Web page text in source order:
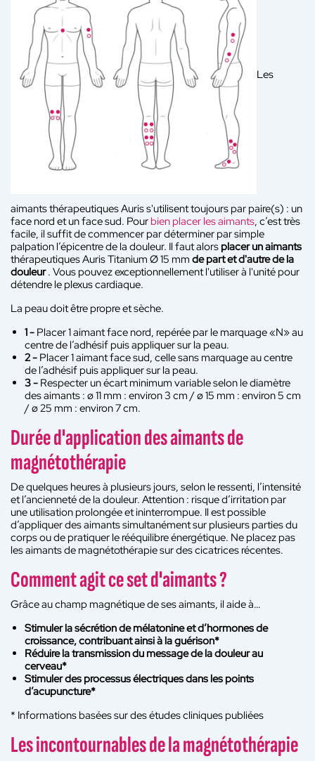
Les
aimants thérapeutiques Auris s'utilisent toujours par paire(s) : un
face nord et un face sud. Pour bien placer les aimants, c’est très
facile, il suffit de commencer par déterminer par simple
palpation l’épicentre de la douleur. Il faut alors placer un aimants
thérapeutiques Auris Titanium Ø 15 mm de part et d'autre de la
douleur. Vous pouvez exceptionnellement l'utiliser à l'unité pour
détendre le plexus cardiaque.
La peau doit être propre et sèche.
1 - Placer 1 aimant face nord, repérée par le marquage «N» au
centre de l’adhésif puis appliquer sur la peau.
2 - Placer 1 aimant face sud, celle sans marquage au centre
de l’adhésif puis appliquer sur la peau.
3 - Respecter un écart minimum variable selon le diamètre
des aimants : ø 11 mm : environ 3 cm / ø 15 mm : environ 5 cm
/ ø 25 mm : environ 7 cm.
Durée d'application des aimants de
magnétothérapie
De quelques heures à plusieurs jours, selon le ressenti, l’intensité
et l’ancienneté de la douleur. Attention : risque d’irritation par
une utilisation prolongée et ininterrompue. Il est possible
d’appliquer des aimants simultanément sur plusieurs parties du
corps ou de pratiquer le rééquilibre énergétique. Ne placez pas
les aimants de magnétothérapie sur des cicatrices récentes.
Comment agit ce set d'aimants ?
Grâce au champ magnétique de ses aimants, il aide à…
Stimuler la sécrétion de mélatonine et d’hormones de
croissance, contribuant ainsi à la guérison*
Réduire la transmission du message de la douleur au
cerveau*
Stimuler des processus électriques dans les points
d’acupuncture*
* Informations basées sur des études cliniques publiées
Les incontournables de la magnétothérapie